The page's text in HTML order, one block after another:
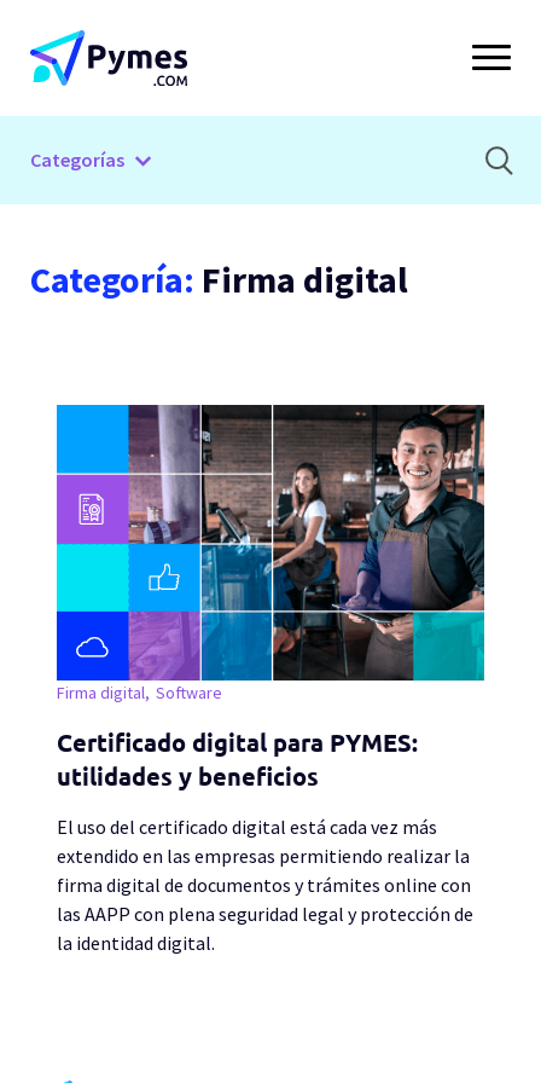
Categorías
Categoría: Firma digital
Firma digital Software
Certificado digital para PYMES:
utilidades y beneficios
El uso del certificado digital está cada vez más
extendido en las empresas permitiendo realizar la
firma digital de documentos y trámites online con
las AAPP con plena seguridad legal y protección de
la identidad digital.